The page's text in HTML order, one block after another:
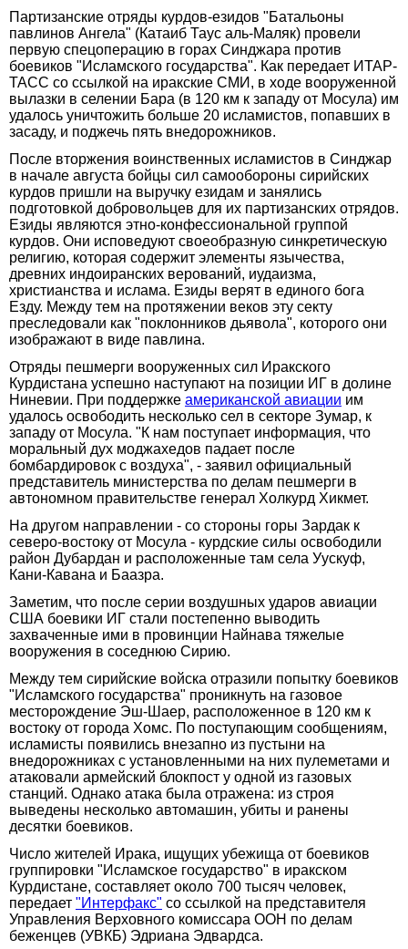
Партизанские отряды курдов-езидов "Батальоны
павлинов Ангела" (Катаиб Таус аль-Маляк) провели
первую спецоперацию в горах Синджара против
боевиков "Исламского государства". Как передает ИТАР-
ТАСС со ссылкой на иракские СМИ, в ходе вооруженной
вылазки в селении Бара (в 120 км к западу от Мосула) им
удалось уничтожить больше 20 исламистов, попавших в
засаду, и поджечь пять внедорожников.
После вторжения воинственных исламистов в Синджар
в начале августа бойцы сил самообороны сирийских
курдов пришли на выручку езидам и занялись
подготовкой добровольцев для их партизанских отрядов.
Езиды являются этно-конфессиональной группой
курдов. Они исповедуют своеобразную синкретическую
религию, которая содержит элементы язычества,
древних индоиранских верований, иудаизма,
христианства и ислама. Езиды верят в единого бога
Езду. Между тем на протяжении веков эту секту
преследовали как "поклонников дьявола", которого они
изображают в виде павлина.
Отряды пешмерги вооруженных сил Иракского
Курдистана успешно наступают на позиции ИГ в долине
Ниневии. При поддержке американской авиации им
удалось освободить несколько сел в секторе Зумар, к
западу от Мосула. "К нам поступает информация, что
моральный дух моджахедов падает после
бомбардировок с воздуха", - заявил официальный
представитель министерства по делам пешмерги в
автономном правительстве генерал Холкурд Хикмет.
На другом направлении - со стороны горы Зардак к
северо-востоку от Мосула - курдские силы освободили
район Дубардан и расположенные там села Уускуф,
Кани-Кавана и Баазра.
Заметим, что после серии воздушных ударов авиации
США боевики ИГ стали постепенно выводить
захваченные ими в провинции Найнава тяжелые
вооружения в соседнюю Сирию.
Между тем сирийские войска отразили попытку боевиков
"Исламского государства" проникнуть на газовое
месторождение Эш-Шаер, расположенное в 120 км к
востоку от города Хомс. По поступающим сообщениям,
исламисты появились внезапно из пустыни на
внедорожниках с установленными на них пулеметами и
атаковали армейский блокпост у одной из газовых
станций. Однако атака была отражена: из строя
выведены несколько автомашин, убиты и ранены
десятки боевиков.
Число жителей Ирака, ищущих убежища от боевиков
группировки "Исламское государство" в иракском
Курдистане, составляет около 700 тысяч человек,
передает "Интерфакс" со ссылкой на представителя
Управления Верховного комиссара ООН по делам
беженцев (УВКБ) Эдриана Эдвардса.